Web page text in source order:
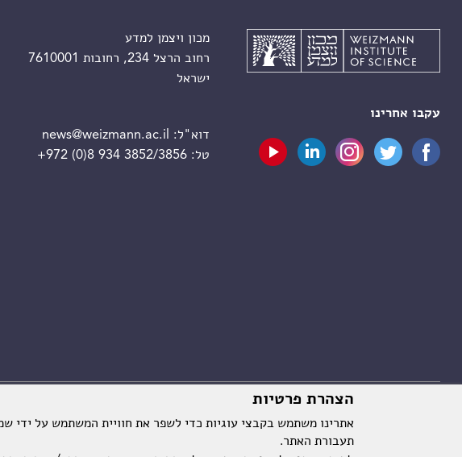
עקבו אחרינו
מכון ויצמן למדע
רחוב הרצל 234, רחובות 7610001
ישראל
דוא"ל:
news@weizmann.ac.il
טל:+972 (0)8 934 3852/3856
הצהרת פרטיות
אתרינו משתמש בקבצי עוגיות כדי לשפר את חוויית המשתמש על ידי
תעבורת האתר.